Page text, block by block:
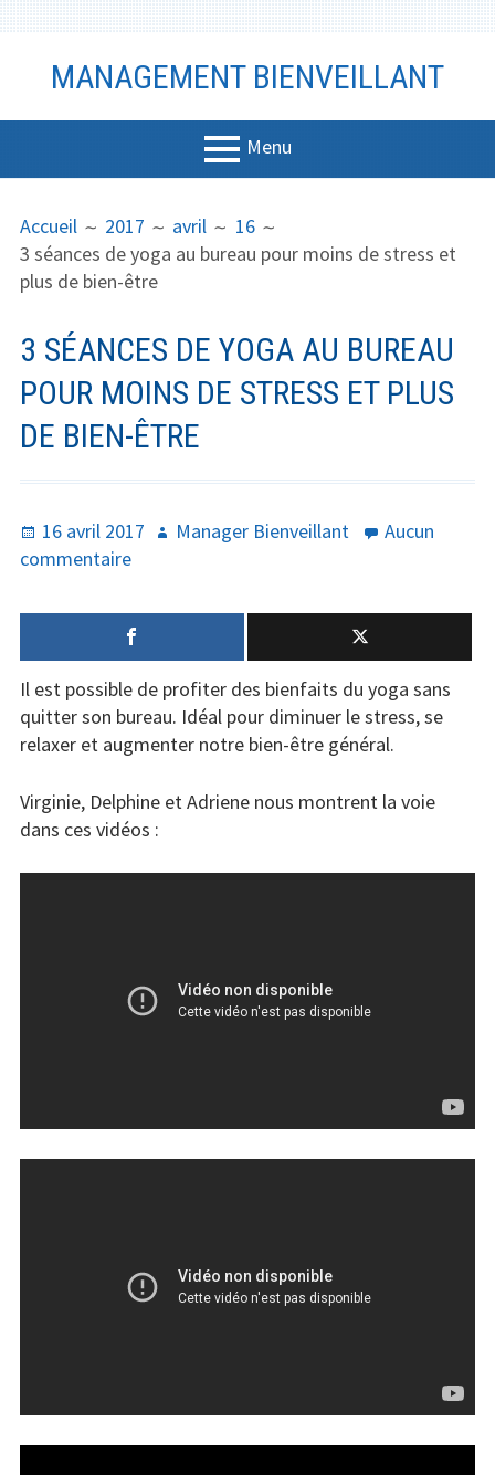
MANAGEMENT BIENVEILLANT
Menu
PRINCIPAL
Bien-être
Coaching
Communicati
on
Productivité
Santé
Marketing
Humour
Numérique
Livres
D'ARIANE
Accueil 2017 avril
16
3 séances de yoga au bureau pour moins de stress et
plus de bien-être
3 SÉANCES DE YOGA AU BUREAU
POUR MOINS DE STRESS ET PLUS
DE BIEN-ÊTRE
Publié
le
16 avril 2017 Auteur
Manager Bienveillant
Aucun
commentairesur
séances
de
yoga
au
bureau
pour
de
stress
Il est possible de profiter des bienfaits du yoga sans
quitter son bureau. Idéal pour diminuer le stress, se
relaxer et augmenter notre bien-être général.
Virginie, Delphine et Adriene nous montrent la voie
dans ces vidéos :